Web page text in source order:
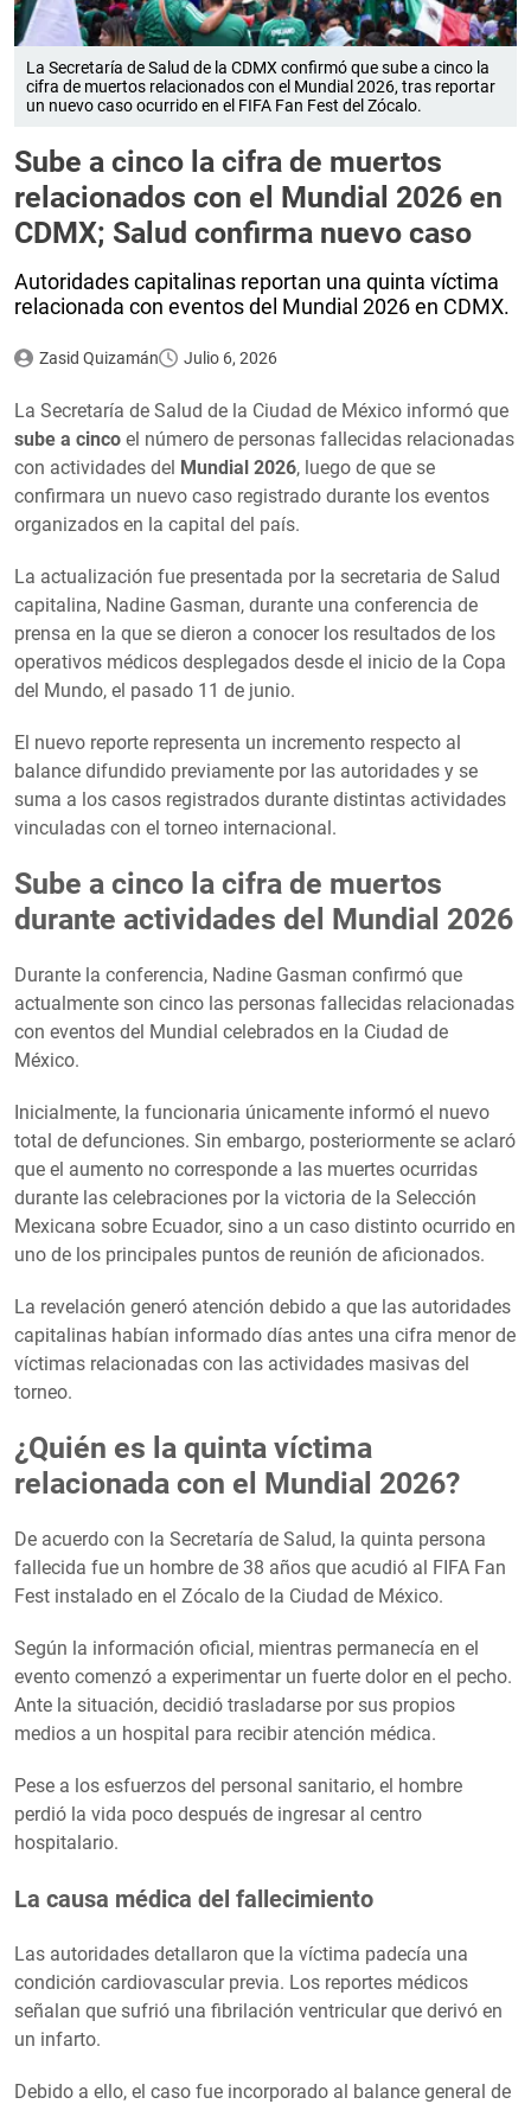
La Secretaría de Salud de la CDMX confirmó que sube a cinco la
cifra de muertos relacionados con el Mundial 2026, tras reportar
un nuevo caso ocurrido en el FIFA Fan Fest del Zócalo.
Sube a cinco la cifra de muertos
relacionados con el Mundial 2026 en
CDMX; Salud confirma nuevo caso
Autoridades capitalinas reportan una quinta víctima
relacionada con eventos del Mundial 2026 en CDMX.
Zasid Quizamán Julio 6, 2026
La Secretaría de Salud de la Ciudad de México informó que
sube a cinco el número de personas fallecidas relacionadas
con actividades del Mundial 2026, luego de que se
confirmara un nuevo caso registrado durante los eventos
organizados en la capital del país.
La actualización fue presentada por la secretaria de Salud
capitalina, Nadine Gasman, durante una conferencia de
prensa en la que se dieron a conocer los resultados de los
operativos médicos desplegados desde el inicio de la Copa
del Mundo, el pasado 11 de junio.
El nuevo reporte representa un incremento respecto al
balance difundido previamente por las autoridades y se
suma a los casos registrados durante distintas actividades
vinculadas con el torneo internacional.
Sube a cinco la cifra de muertos
durante actividades del Mundial 2026
Durante la conferencia, Nadine Gasman confirmó que
actualmente son cinco las personas fallecidas relacionadas
con eventos del Mundial celebrados en la Ciudad de
México.
Inicialmente, la funcionaria únicamente informó el nuevo
total de defunciones. Sin embargo, posteriormente se aclaró
que el aumento no corresponde a las muertes ocurridas
durante las celebraciones por la victoria de la Selección
Mexicana sobre Ecuador, sino a un caso distinto ocurrido en
uno de los principales puntos de reunión de aficionados.
La revelación generó atención debido a que las autoridades
capitalinas habían informado días antes una cifra menor de
víctimas relacionadas con las actividades masivas del
torneo.
¿Quién es la quinta víctima
relacionada con el Mundial 2026?
De acuerdo con la Secretaría de Salud, la quinta persona
fallecida fue un hombre de 38 años que acudió al FIFA Fan
Fest instalado en el Zócalo de la Ciudad de México.
Según la información oficial, mientras permanecía en el
evento comenzó a experimentar un fuerte dolor en el pecho.
Ante la situación, decidió trasladarse por sus propios
medios a un hospital para recibir atención médica.
Pese a los esfuerzos del personal sanitario, el hombre
perdió la vida poco después de ingresar al centro
hospitalario.
La causa médica del fallecimiento
Las autoridades detallaron que la víctima padecía una
condición cardiovascular previa. Los reportes médicos
señalan que sufrió una fibrilación ventricular que derivó en
un infarto.
Debido a ello, el caso fue incorporado al balance general de